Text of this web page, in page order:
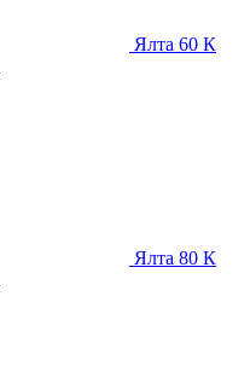
Ялта 60 К
Ялта 80 К